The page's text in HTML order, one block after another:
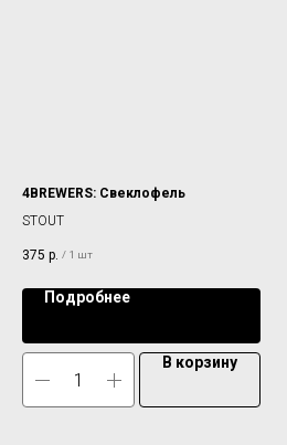
4BREWERS: Свеклофель
STOUT
375 р. / 1 шт
Подробнее
В корзину